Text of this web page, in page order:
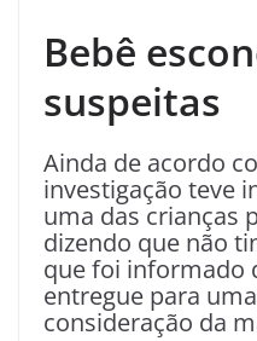
Bebê
suspeitas
Ainda de acordo
investigação teve
uma das crianças
dizendo que não
que foi informado
entregue para
consideração da